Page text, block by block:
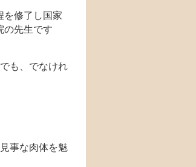
を修了し国家
の先生です
も、でなけれ
事な肉体を魅